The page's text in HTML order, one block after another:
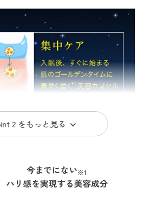
たい」
を実感したい」
こたえるべく改良を加えて、さらなる高
沢ナイトケアをこの機会にぜひ、体感し
2 をもっと見る
今までにない※1
ハリ感を実現する美容成分